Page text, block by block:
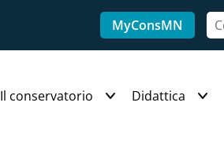
MyConsMN
Il conservatorio Didattica